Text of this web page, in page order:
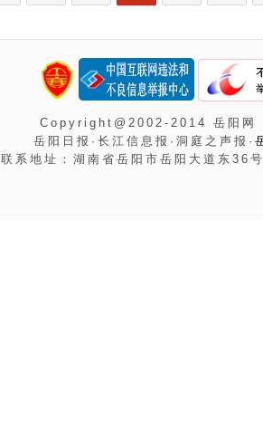
Copyright@2002-2014 岳阳
岳阳日报·长江信息报·洞庭之声报·
联系地址：湖南省岳阳市岳阳大道东